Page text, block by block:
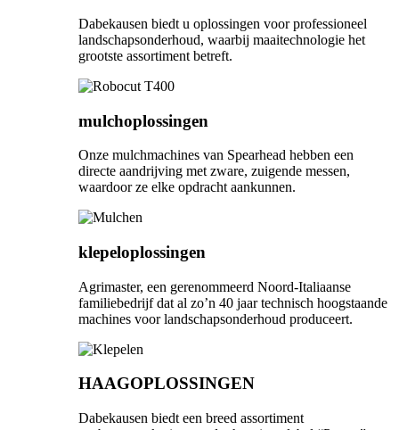
Dabekausen biedt u oplossingen voor professioneel
landschapsonderhoud, waarbij maaitechnologie het
grootste assortiment betreft.
mulchoplossingen
Onze mulchmachines van Spearhead hebben een
directe aandrijving met zware, zuigende messen,
waardoor ze elke opdracht aankunnen.
klepeloplossingen
Agrimaster, een gerenommeerd Noord-Italiaanse
familiebedrijf dat al zo’n 40 jaar technisch hoogstaande
machines voor landschapsonderhoud produceert.
HAAGOPLOSSINGEN
Dabekausen biedt een breed assortiment